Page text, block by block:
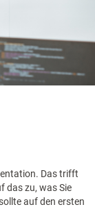
Das trifft
das zu, was Sie
auf den ersten